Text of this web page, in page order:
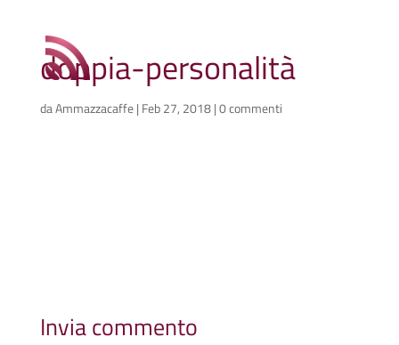
doppia-personalità
daAmmazzacaffe| Feb 27, 2018|0 commenti
Invia commento